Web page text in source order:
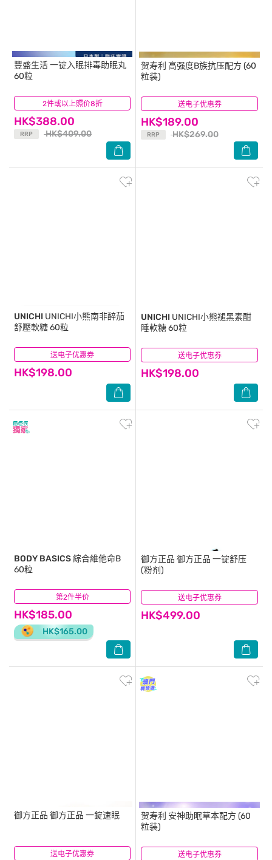
2件或以上照价8折
豐盛生活一锭入眠排毒助眠丸
60粒
HK$388.00
RRP HK$409.00
(21) 送电子优惠券
贺寿利 高强度B族抗压配方 (60
粒装)
HK$189.00
RRP HK$269.00
(4)
送电子优惠券
UNICHI UNICHI小熊南非醉茄
舒壓軟糖 60粒
HK$198.00
(0) 送电子优惠券
UNICHI UNICHI小熊褪黑素酣
睡軟糖 60粒
HK$198.00
(0)
第2件半价
BODY BASICS綜合維他命B
60粒
HK$185.00
HK$165.00
(0) 送电子优惠券
御方正品 御方正品 一锭舒压
(粉剂)
HK$499.00
(0)
送电子优惠券
御方正品 御方正品 一錠速眠
(3) 送电子优惠券
贺寿利 安神助眠草本配方 (60
粒装)
(6)